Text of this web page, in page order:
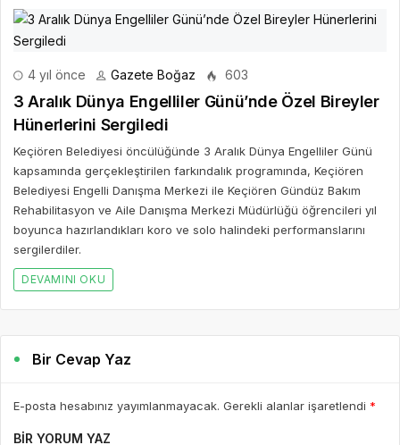
4 yıl önce Gazete Boğaz 603
3 Aralık Dünya Engelliler Günü’nde Özel Bireyler
Hünerlerini Sergiledi
Keçiören Belediyesi öncülüğünde 3 Aralık Dünya Engelliler Günü
kapsamında gerçekleştirilen farkındalık programında, Keçiören
Belediyesi Engelli Danışma Merkezi ile Keçiören Gündüz Bakım
Rehabilitasyon ve Aile Danışma Merkezi Müdürlüğü öğrencileri yıl
boyunca hazırlandıkları koro ve solo halindeki performanslarını
sergilerdiler.
DEVAMINI OKU
Bir Cevap Yaz
E-posta hesabınız yayımlanmayacak. Gerekli alanlar işaretlendi *
BIR YORUM YAZ